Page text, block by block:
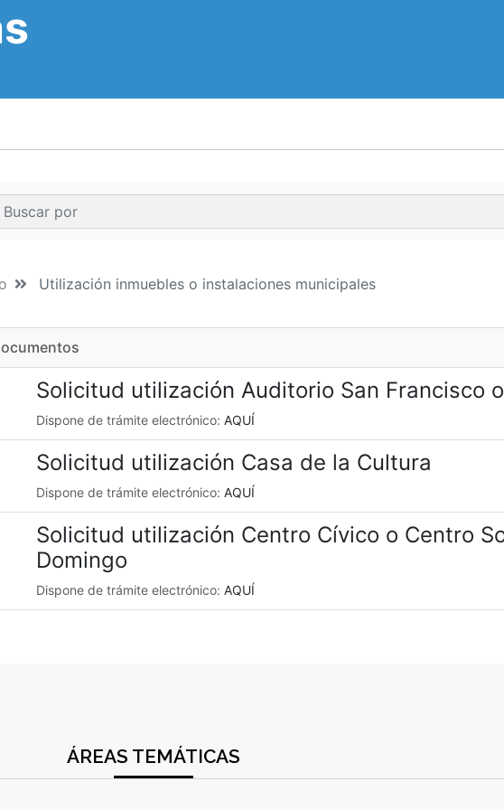
Utilización inmuebles o instalaciones municipales
Solicitud utilización Auditorio San Francisco
Dispone de trámite electrónico:AQUÍ
Solicitud utilización Casa de la Cultura
Dispone de trámite electrónico:AQUÍ
Solicitud utilización Centro Cívico o Centro
Domingo
Dispone de trámite electrónico:AQUÍ
ÁREAS TEMÁTICAS